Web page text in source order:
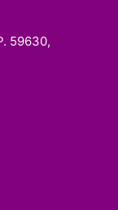
59630,